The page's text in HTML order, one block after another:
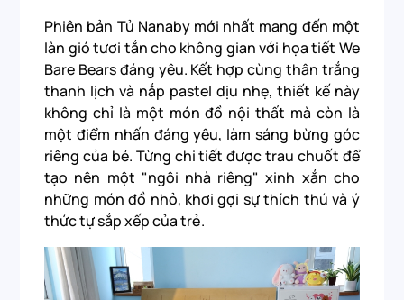
Phiên bản Tủ Nanaby mới nhất mang đến một
làn gió tươi tắn cho không gian với họa tiết We
Bare Bears đáng yêu. Kết hợp cùng thân trắng
thanh lịch và nắp pastel dịu nhẹ, thiết kế này
không chỉ là một món đồ nội thất mà còn là
một điểm nhấn đáng yêu, làm sáng bừng góc
riêng của bé. Từng chi tiết được trau chuốt để
tạo nên một "ngôi nhà riêng" xinh xắn cho
những món đồ nhỏ, khơi gợi sự thích thú và ý
thức tự sắp xếp của trẻ.